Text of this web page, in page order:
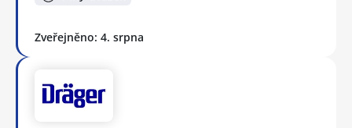
Zveřejněno: 4. srpna